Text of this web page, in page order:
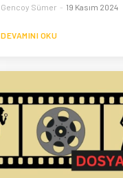
Gencoy Sümer - 19 Kasım 2024
DEVAMINI OKU